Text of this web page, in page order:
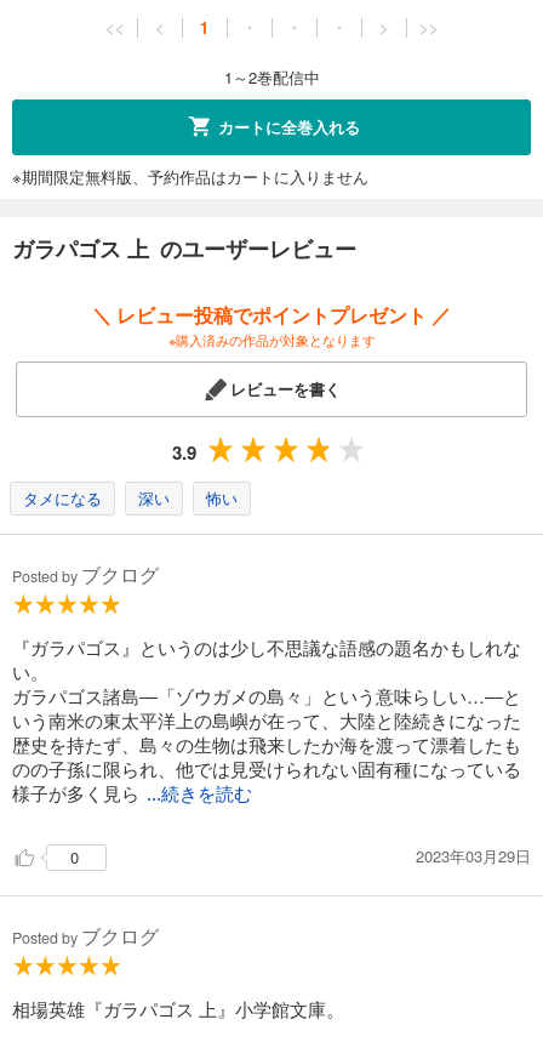
<< < 1 ・ ・ ・ > >>
1～2巻配信中
カートに全巻入れる
※期間限定無料版、予約作品はカートに入りません
ガラパゴス 上 のユーザーレビュー
＼ レビュー投稿でポイントプレゼント ／
※購入済みの作品が対象となります
レビューを書く
3.9
タメになる 深い 怖い
Posted by ブクログ
『ガラパゴス』というのは少し不思議な語感の題名かもしれな
い。
ガラパゴス諸島―「ゾウガメの島々」という意味らしい…―と
いう南米の東太平洋上の島嶼が在って、大陸と陸続きになった
歴史を持たず、島々の生物は飛来したか海を渡って漂着したも
のの子孫に限られ、他では見受けられない固有種になっている
様子が多く見ら ...続きを読む
0 2023年03月29日
Posted by ブクログ
相場英雄『ガラパゴス 上』小学館文庫。